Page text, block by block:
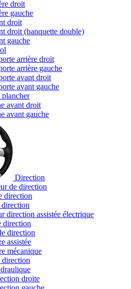
droit
gauche
droit
droit (banquette double)
gauche
arrière droit
arrière gauche
avant droit
avant gauche
plancher
avant droit
avant gauche
Direction
de direction
direction
direction assistée électrique
direction
direction
assistée
mécanique
direction
droite